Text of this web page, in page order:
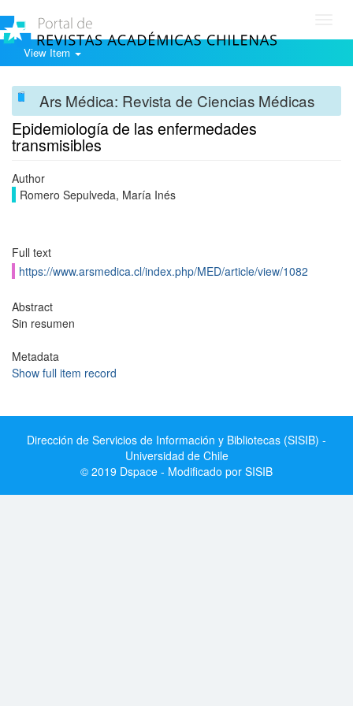
View Item
Ars Médica: Revista de Ciencias Médicas
Epidemiología de las enfermedades
transmisibles
Author
Romero Sepulveda, María Inés
Full text
https://www.arsmedica.cl/index.php/MED/article/view/1082
Abstract
Sin resumen
Metadata
Show full item record
Dirección de Servicios de Información y Bibliotecas (SISIB) -
Universidad de Chile
© 2019 Dspace - Modificado por SISIB